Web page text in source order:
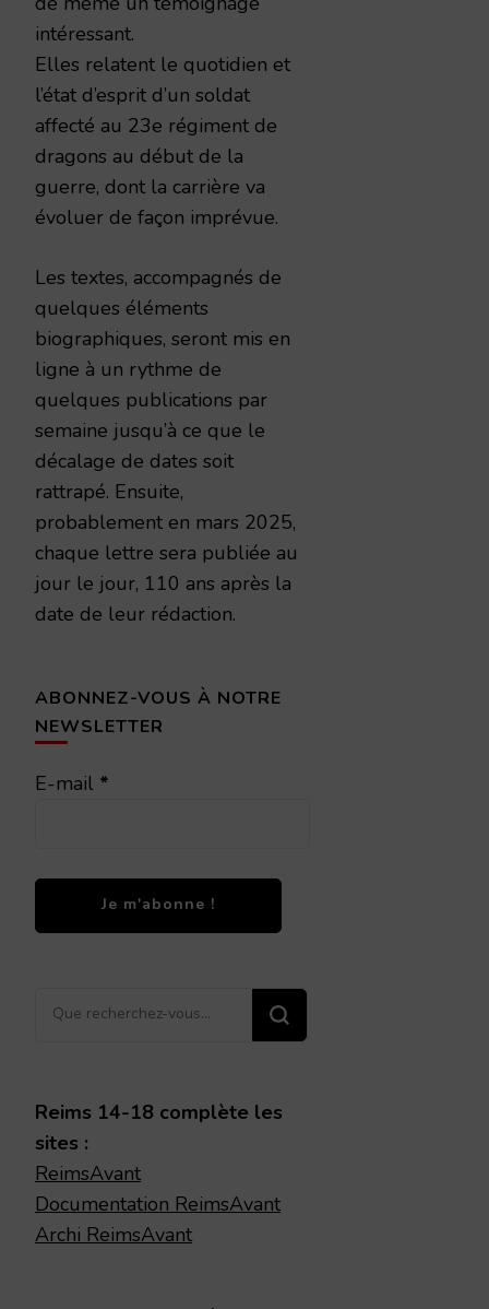
intéressant.
Elles relatent le quotidien et
l’état d’esprit d’un soldat
affecté au 23e régiment de
dragons au début de la
guerre, dont la carrière va
évoluer de façon imprévue.
Les textes, accompagnés de
quelques éléments
biographiques, seront mis en
ligne à un rythme de
quelques publications par
semaine jusqu’à ce que le
décalage de dates soit
rattrapé. Ensuite,
probablement en mars 2025,
chaque lettre sera publiée au
jour le jour, 110 ans après la
date de leur rédaction.
ABONNEZ-VOUS À NOTRE
NEWSLETTER
E-mail *
Vous
Reims 14-18 complète les
sites :
ReimsAvant
Documentation ReimsAvant
Archi ReimsAvant